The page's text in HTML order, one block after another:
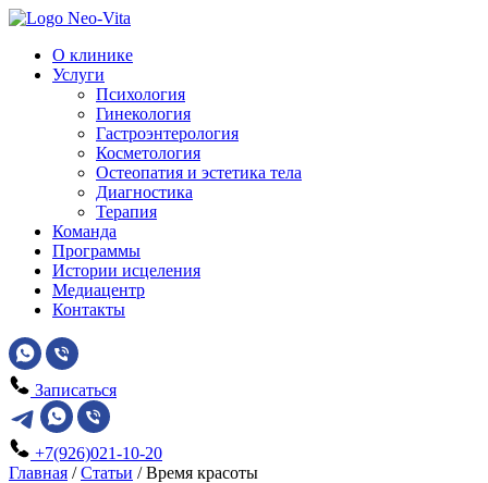
О клинике
Услуги
Психология
Гинекология
Гастроэнтерология
Косметология
Остеопатия и эстетика тела
Диагностика
Терапия
Команда
Программы
Истории исцеления
Медиацентр
Контакты
Записаться
+7(926)021-10-20
Главная /Статьи /Время красоты